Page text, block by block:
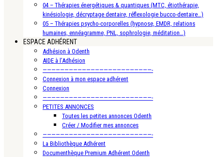
04 – Thérapies énergétiques & quantiques (MTC, étiothérapie,
kinésiologie, décryptage dentaire, réflexologie bucco-dentaire…)
05 – Thérapies psycho-corporelles (hypnose, EMDR, relations
humaines, ennéagramme, PNL, sophrologie, méditation…)
ESPACE ADHÉRENT
Adhésion à Odenth
AIDE à l’Adhésion
—————————————————————————-
Connexion à mon espace adhérent
Connexion
—————————————————————————-
PETITES ANNONCES
Toutes les petites annonces Odenth
Créer / Modifier mes annonces
—————————————————————————-
La Bibliothèque Adhérent
Documenthèque Premium Adhérent Odenth